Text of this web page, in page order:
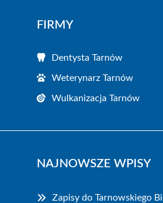
FIRMY
Dentysta Tarnów
Weterynarz Tarnów
Wulkanizacja Tarnów
NAJNOWSZE WPISY
Zapisy do Tarnowskiego